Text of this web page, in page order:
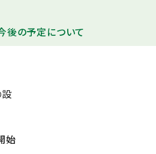
後の予定について
始